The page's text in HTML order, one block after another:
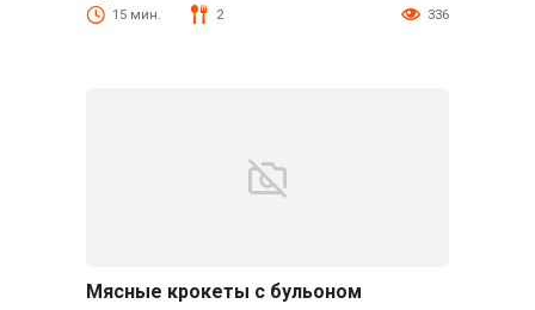
15 мин. 2 336
Мясные крокеты с бульоном